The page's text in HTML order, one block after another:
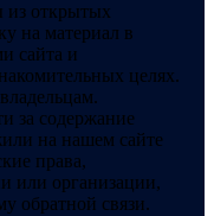
из открытых
на материал в
сайта и
целях.
за содержание
на нашем сайте
права,
или организации,
обратной связи.